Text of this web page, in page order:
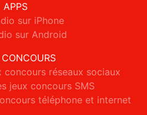
APPS
sur iPhone
sur Android
concours réseaux sociaux
jeux concours SMS
téléphone et internet